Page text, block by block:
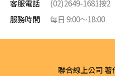
客服電話
(02)2649-1681按2
服務時間
每日 9:00～18:00
聯合線上公司